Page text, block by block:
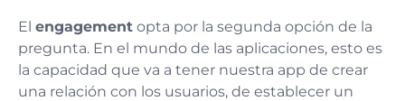
El engagement opta por la segunda opción de la
pregunta. En el mundo de las aplicaciones, esto es
la capacidad que va a tener nuestra app de crear
una relación con los usuarios, de establecer un